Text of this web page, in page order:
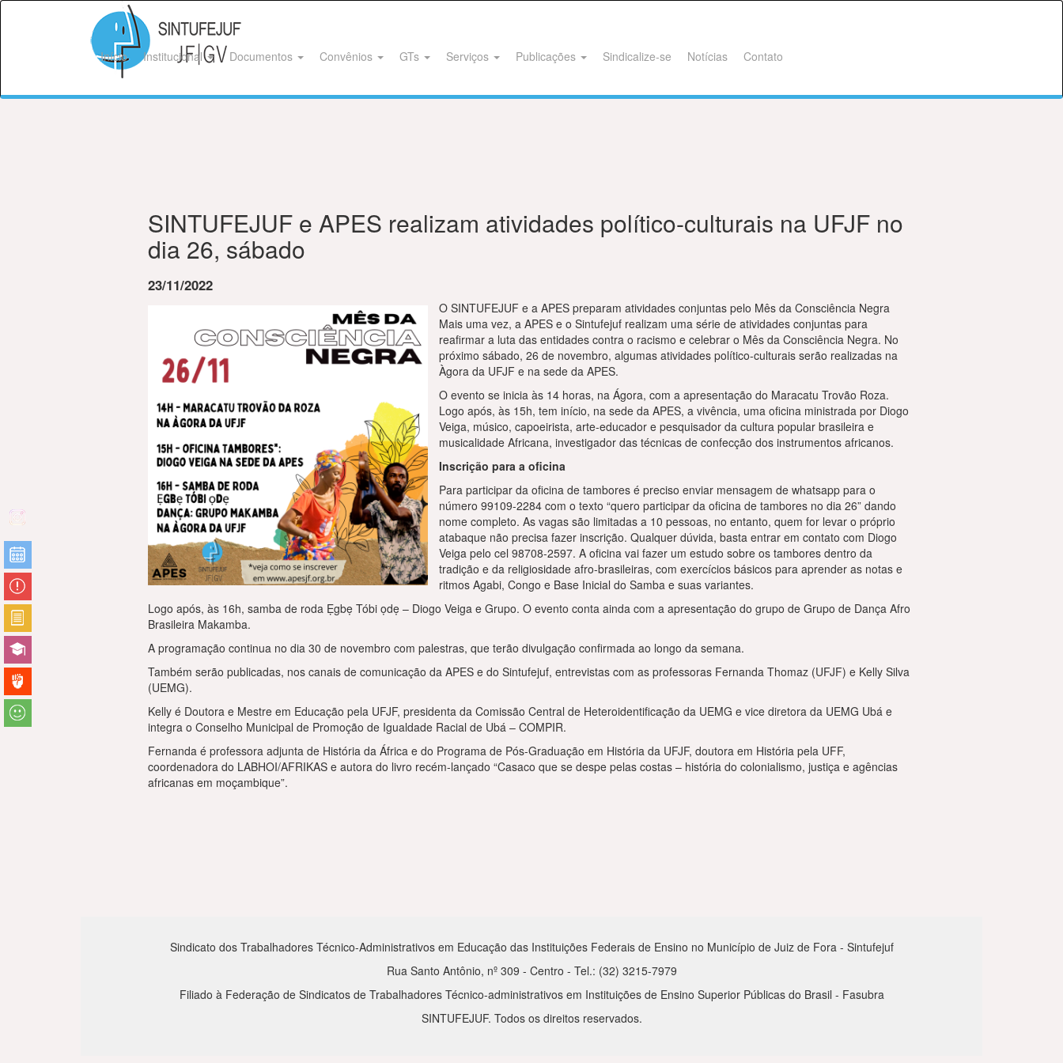
Início Institucional Documentos Convênios GTs Serviços Publicações Sindicalize-se Notícias Contato
SINTUFEJUF e APES realizam atividades político-culturais na UFJF no
dia 26, sábado
23/11/2022
O SINTUFEJUF e a APES preparam atividades conjuntas pelo Mês da Consciência Negra
Mais uma vez, a APES e o Sintufejuf realizam uma série de atividades conjuntas para
reafirmar a luta das entidades contra o racismo e celebrar o Mês da Consciência Negra. No
próximo sábado, 26 de novembro, algumas atividades político-culturais serão realizadas na
Àgora da UFJF e na sede da APES.
O evento se inicia às 14 horas, na Ágora, com a apresentação do Maracatu Trovão Roza.
Logo após, às 15h, tem início, na sede da APES, a vivência, uma oficina ministrada por Diogo
Veiga, músico, capoeirista, arte-educador e pesquisador da cultura popular brasileira e
musicalidade Africana, investigador das técnicas de confecção dos instrumentos africanos.
Inscrição para a oficina
Para participar da oficina de tambores é preciso enviar mensagem de whatsapp para o
número 99109-2284 com o texto “quero participar da oficina de tambores no dia 26” dando
nome completo. As vagas são limitadas a 10 pessoas, no entanto, quem for levar o próprio
atabaque não precisa fazer inscrição. Qualquer dúvida, basta entrar em contato com Diogo
Veiga pelo cel 98708-2597. A oficina vai fazer um estudo sobre os tambores dentro da
tradição e da religiosidade afro-brasileiras, com exercícios básicos para aprender as notas e
ritmos Agabi, Congo e Base Inicial do Samba e suas variantes.
Logo após, às 16h, samba de roda Ẹgbẹ Tóbi ọdẹ – Diogo Veiga e Grupo. O evento conta ainda com a apresentação do grupo de Grupo de Dança Afro
Brasileira Makamba.
A programação continua no dia 30 de novembro com palestras, que terão divulgação confirmada ao longo da semana.
Também serão publicadas, nos canais de comunicação da APES e do Sintufejuf, entrevistas com as professoras Fernanda Thomaz (UFJF) e Kelly Silva
(UEMG).
Kelly é Doutora e Mestre em Educação pela UFJF, presidenta da Comissão Central de Heteroidentificação da UEMG e vice diretora da UEMG Ubá e
integra o Conselho Municipal de Promoção de Igualdade Racial de Ubá – COMPIR.
Fernanda é professora adjunta de História da África e do Programa de Pós-Graduação em História da UFJF, doutora em História pela UFF,
coordenadora do LABHOI/AFRIKAS e autora do livro recém-lançado “Casaco que se despe pelas costas – história do colonialismo, justiça e agências
africanas em moçambique”.
Sindicato dos Trabalhadores Técnico-Administrativos em Educação das Instituições Federais de Ensino no Município de Juiz de Fora - Sintufejuf
Rua Santo Antônio, nº 309 - Centro - Tel.: (32) 3215-7979
Filiado à Federação de Sindicatos de Trabalhadores Técnico-administrativos em Instituições de Ensino Superior Públicas do Brasil - Fasubra
SINTUFEJUF. Todos os direitos reservados.